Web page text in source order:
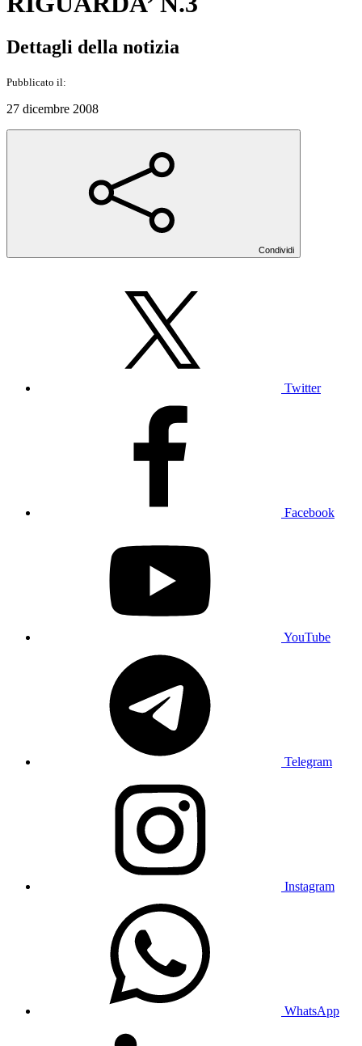
Dettagli della notizia
Pubblicato il:
27 dicembre 2008
Condividi
Twitter
Facebook
YouTube
Telegram
Instagram
WhatsApp